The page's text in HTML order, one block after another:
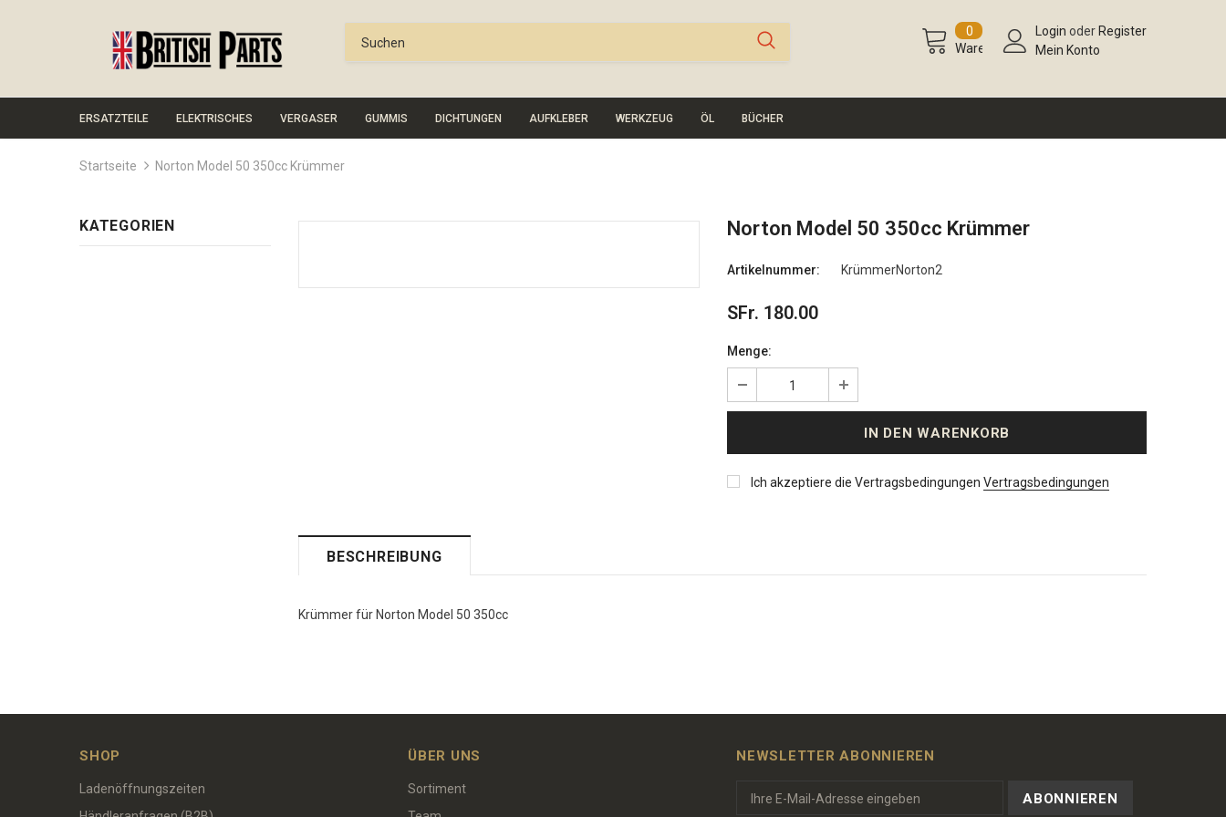
0
Warenkorb
Login oder Register
Mein Konto
ERSATZTEILE ELEKTRISCHES VERGASER GUMMIS DICHTUNGEN AUFKLEBER WERKZEUG ÖL BÜCHER
Startseite Norton Model 50 350cc Krümmer
KATEGORIEN Norton Model 50 350cc Krümmer
Artikelnummer: KrümmerNorton2
SFr. 180.00
Menge:
Ich akzeptiere die Vertragsbedingungen Vertragsbedingungen
BESCHREIBUNG
Krümmer für Norton Model 50 350cc
SHOP
Ladenöffnungszeiten
ÜBER UNS
Sortiment
NEWSLETTER ABONNIEREN